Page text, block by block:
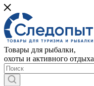
Товары для рыбалки,
охоты и активного отдыха